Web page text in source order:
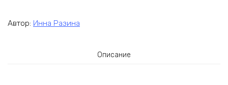
Автор: Инна Разина
Описание